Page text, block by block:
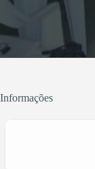
Informações